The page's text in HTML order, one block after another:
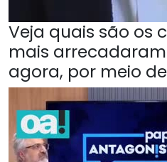
Veja quais são os
mais
agora, por meio